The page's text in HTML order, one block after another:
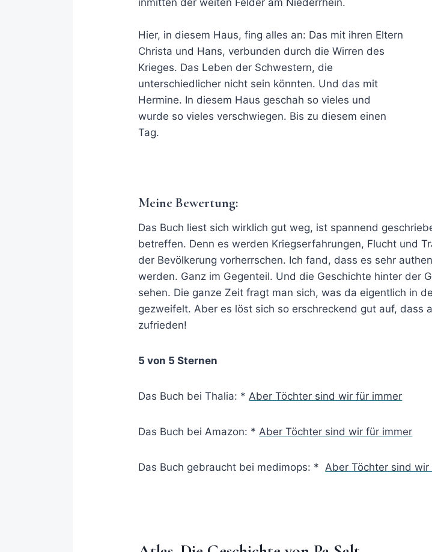
inmitten der weiten Felder am Niederrhein.
Hier, in diesem Haus, fing alles an: Das mit ihren Eltern
Christa und Hans, verbunden durch die Wirren des
Krieges. Das Leben der Schwestern, die
unterschiedlicher nicht sein könnten. Und das mit
Hermine. In diesem Haus geschah so vieles und
wurde so vieles verschwiegen. Bis zu diesem einen
Tag.
Meine Bewertung:
Das Buch liest sich wirklich gut weg, ist spannend
betreffen. Denn es werden Kriegserfahrungen, Flucht und
der Bevölkerung vorherrschen. Ich fand, dass es sehr
werden. Ganz im Gegenteil. Und die Geschichte hinter der
sehen. Die ganze Zeit fragt man sich, was da eigentlich in
gezweifelt. Aber es löst sich so erschreckend gut auf, dass
zufrieden!
5 von 5 Sternen
Das Buch bei Thalia: *Aber Töchter sind wir für immer
Das Buch bei Amazon: *Aber Töchter sind wir für immer
Das Buch gebraucht bei medimops: *Aber Töchter sind wir